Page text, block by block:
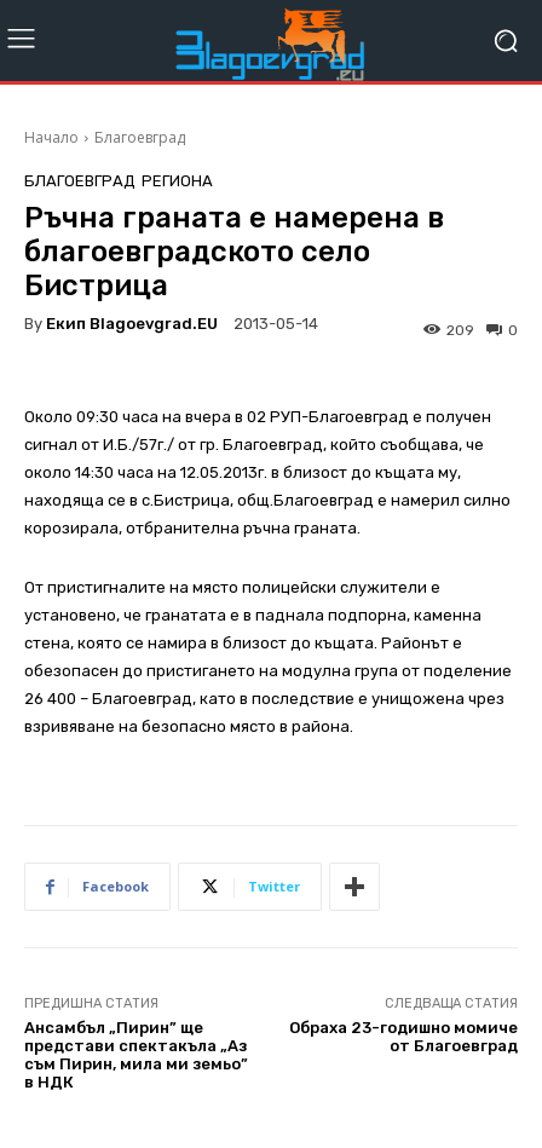
Начало Благоевград
БЛАГОЕВГРАД РЕГИОНА
Ръчна граната е намерена в
благоевградското село
Бистрица
By Екип Blagoevgrad.EU 2013-05-14 0
209
Около 09:30 часа на вчера в 02 РУП-Благоевград е получен
сигнал от И.Б./57г./ от гр. Благоевград, който съобщава, че
около 14:30 часа на 12.05.2013г. в близост до къщата му,
находяща се в с.Бистрица, общ.Благоевград е намерил силно
корозирала, отбранителна ръчна граната.
От пристигналите на място полицейски служители е
установено, че гранатата е в паднала подпорна, каменна
стена, която се намира в близост до къщата. Районът е
обезопасен до пристигането на модулна група от поделение
26 400 – Благоевград, като в последствие е унищожена чрез
взривяване на безопасно място в района.
Facebook Twitter
ПРЕДИШНА СТАТИЯ
Ансамбъл „Пирин” ще
представи спектакъла „Аз
съм Пирин, мила ми земьо”
в НДК
СЛЕДВАЩА СТАТИЯ
Обраха 23-годишно момиче
от Благоевград